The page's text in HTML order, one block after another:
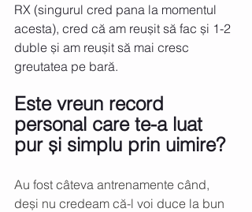
RX (singurul cred pana la momentul
acesta), cred că am reușit să fac și 1-2
duble și am reușit să mai cresc
greutatea pe bară.
Este vreun record
personal care te-a luat
pur și simplu prin uimire?
Au fost câteva antrenamente când,
deși nu credeam că-l voi duce la bun